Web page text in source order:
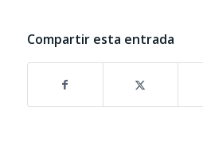
Compartir esta entrada